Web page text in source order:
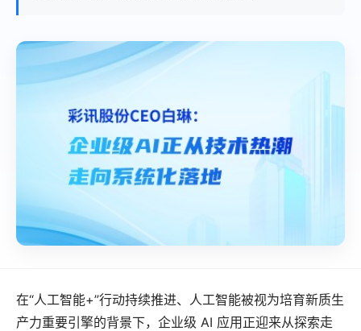
在“人工智能+”行动持续推进、人工智能被视为培育新质生
产力重要引擎的背景下，企业级 AI 应用正迎来从探索走